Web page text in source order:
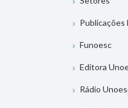
Publicações
Funoesc
Editora
Rádio